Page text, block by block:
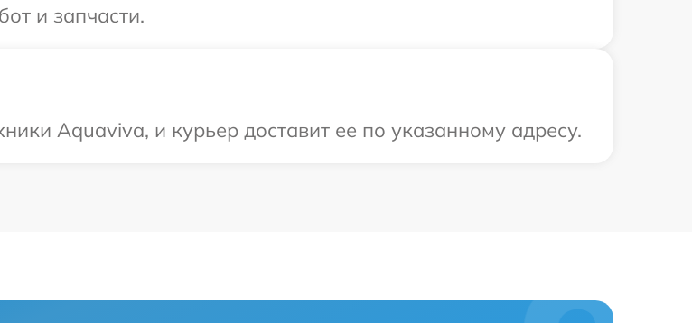
и запчасти.
Aquaviva, и курьер доставит ее по указанному адресу.